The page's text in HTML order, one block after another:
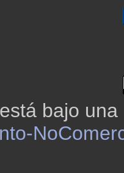
bajo una